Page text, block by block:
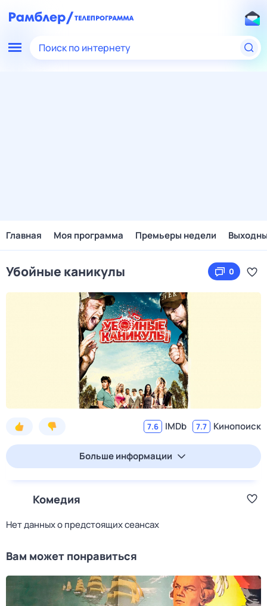
Поиск по интернету
Главная Моя программа Премьеры недели
Убойные каникулы 0
7.6 IMDb 7.7 Кинопоиск
Больше информации
Комедия
Нет данных о предстоящих сеансах
Вам может понравиться